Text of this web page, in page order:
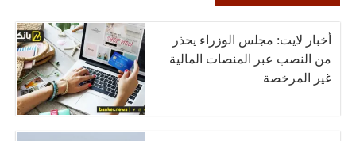
أخبار لايت: مجلس الوزراء يحذر
من النصب عبر المنصات المالية
غير المرخصة